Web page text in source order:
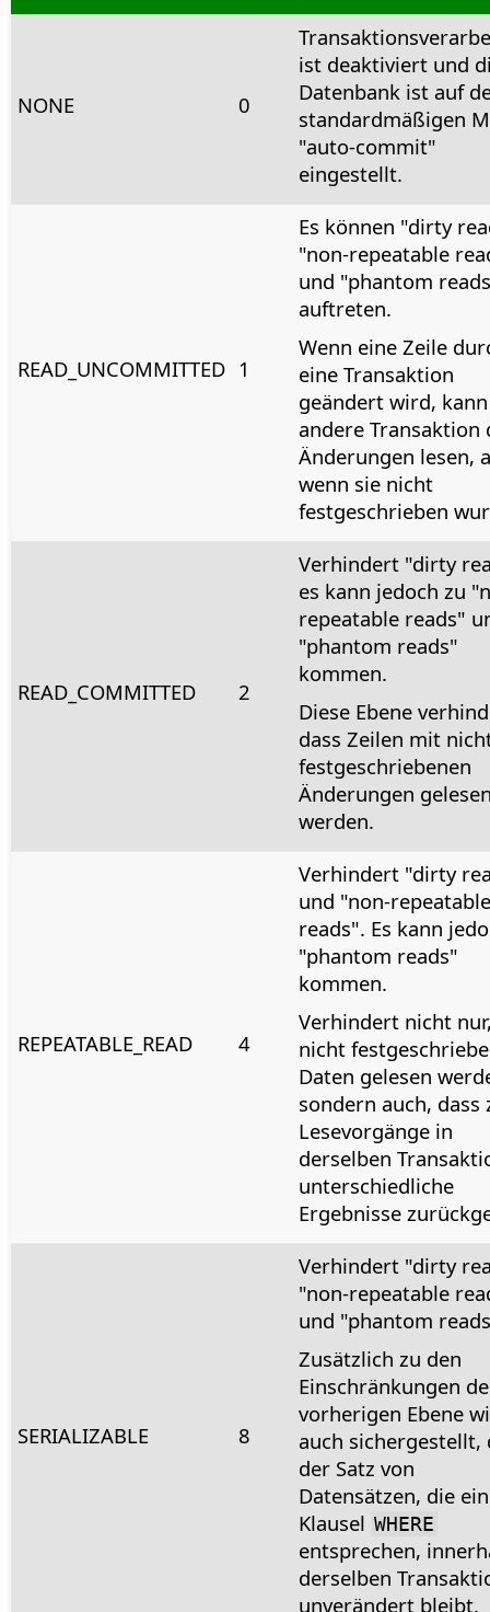
NONE 0
ist deaktiviert und
Datenbank ist auf
standardmäßigen
"auto-commit"
eingestellt.
READ_UNCOMMITTED 1
Es können "dirty
"non-repeatable
und "phantom
auftreten.
Wenn eine Zeile
eine Transaktion
geändert wird,
andere Transaktion
Änderungen lesen,
wenn sie nicht
festgeschrieben
READ_COMMITTED 2
Verhindert "dirty
es kann jedoch zu
repeatable reads"
"phantom reads"
kommen.
Diese Ebene
dass Zeilen mit
festgeschriebenen
Änderungen
werden.
REPEATABLE_READ 4
Verhindert "dirty
und "non-repeatable
reads". Es kann
"phantom reads"
kommen.
Verhindert nicht
nicht
Daten gelesen
sondern auch, dass
Lesevorgänge in
derselben
unterschiedliche
Ergebnisse
SERIALIZABLE 8
Verhindert "dirty
"non-repeatable
und "phantom
Zusätzlich zu den
Einschränkungen
vorherigen Ebene
auch sichergestellt,
der Satz von
Datensätzen, die
Klausel WHERE
entsprechen,
derselben
unverändert bleibt.